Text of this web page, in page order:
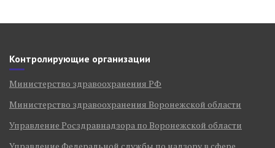
Контролирующие организации
Министерство здравоохранения РФ
Министерство здравоохранения Воронежской области
Управление Росздравнадзора по Воронежской области